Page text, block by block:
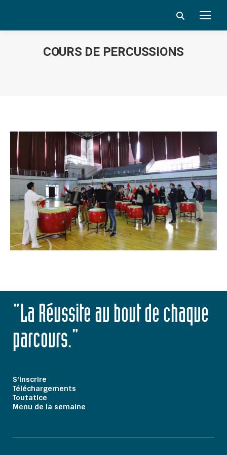
Search:
COURS DE PERCUSSIONS
"La Réussite au bout de chaque
parcours."
S'inscrire
Téléchargements
Toutatice
Menu de la semaine